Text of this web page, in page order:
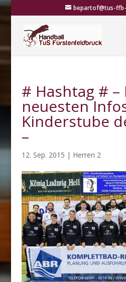
bepartof@tus-
# Hashtag # –
neuesten
Kinderstube
–
12. Sep. 2015 | Herren 2